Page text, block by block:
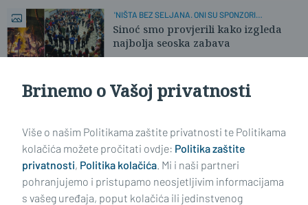
'NIŠTA BEZ SELJANA. ONI SU SPONZORI
MANIFESTACIJE'
Sinoć smo provjerili kako izgleda
najbolja seoska zabava
PRERANI ODLAZAK OBILJEŽIO OVOGODIŠNJI DAN
OPĆINE
Otpjevali 'Nemoj me zaboravit'!' za
VIDI STARIJE ČLANKE
Brinemo o Vašoj privatnosti
Više o našim Politikama zaštite privatnosti te Politikama
kolačića možete pročitati ovdje: Politika zaštite
privatnosti, Politika kolačića. Mi i naši partneri
pohranjujemo i pristupamo neosjetljivim informacijama
s vašeg uređaja, poput kolačića ili jedinstvenog